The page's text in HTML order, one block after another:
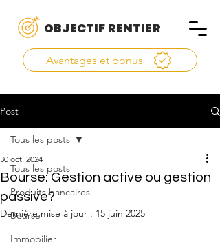
OBJECTIF RENTIER
Avantages et bonus
Post
Tous les posts
Produits bancaires
Bourse
Immobilier
Tous les posts
Bourse: Gestion active ou gestion
passive?
30 oct. 2024
Dernière mise à jour : 15 juin 2025